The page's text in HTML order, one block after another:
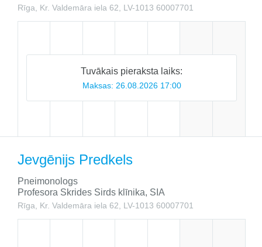
Rīga, Kr. Valdemāra iela 62, LV-1013 60007701
Tuvākais pieraksta laiks:
Maksas: 26.08.2026 17:00
Jevgēnijs Predkels
Pneimonologs
Profesora Skrides Sirds klīnika, SIA
Rīga, Kr. Valdemāra iela 62, LV-1013 60007701